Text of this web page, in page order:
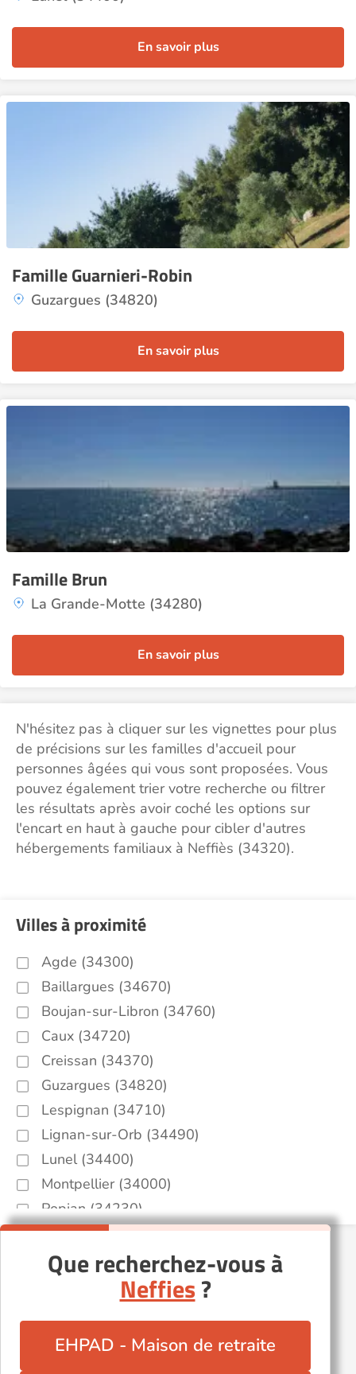
En savoir plus
Famille Guarnieri-Robin
Guzargues (34820)
En savoir plus
Famille Brun
La Grande-Motte (34280)
En savoir plus
N'hésitez pas à cliquer sur les vignettes pour plus
de précisions sur les familles d'accueil pour
personnes âgées qui vous sont proposées. Vous
pouvez également trier votre recherche ou filtrer
les résultats après avoir coché les options sur
l'encart en haut à gauche pour cibler d'autres
hébergements familiaux à Neffiès (34320).
Villes à proximité
Agde (34300)
Baillargues (34670)
Boujan-sur-Libron (34760)
Caux (34720)
Creissan (34370)
Guzargues (34820)
Lespignan (34710)
Lignan-sur-Orb (34490)
Lunel (34400)
Montpellier (34000)
Popian (34230)
Pérols (34470)
Roquebrun (34460)
Saint-Chinian (34360)
Saint-Hilaire-de-Beauvoir (34160)
Valros (34290)
Que recherchez-vous à
Neffies?
EHPAD - Maison de retraite